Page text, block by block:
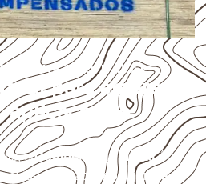
NAVAL
para empresas
aplicações e
oCompensado Navalé
exige atenção à colagem, à